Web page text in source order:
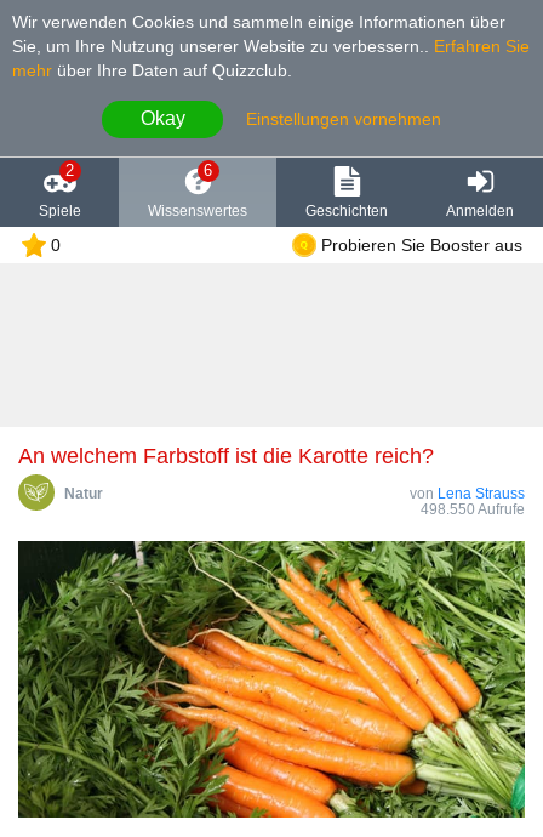
Wir verwenden Cookies und sammeln einige Informationen über
Sie, um Ihre Nutzung unserer Website zu verbessern.
Erfahren Sie
mehr über Ihre Daten auf Quizzclub.
Okay Einstellungen vornehmen
2
Spiele
6
Wissenswertes Geschichten Anmelden
0 Probieren Sie Booster aus
An welchem Farbstoff ist die Karotte reich?
Natur von Lena Strauss
498.550 Aufrufe